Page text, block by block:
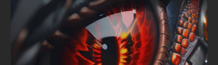
Añadir al carrito